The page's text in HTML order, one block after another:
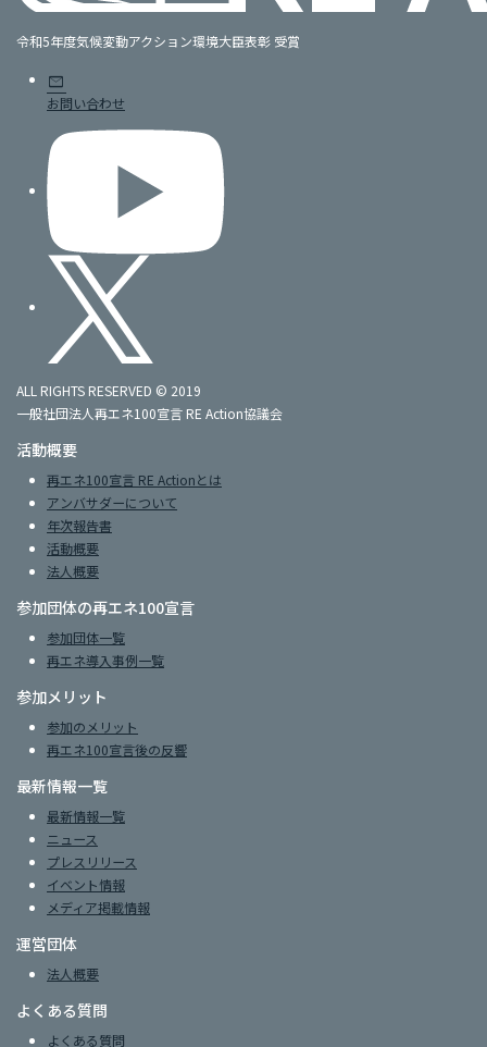
令和5年度気候変動アクション環境大臣表彰 受賞
mail
お問い合わせ
ALL RIGHTS RESERVED © 2019
一般社団法人再エネ100宣言 RE Action協議会
活動概要
再エネ100宣言 RE Actionとは
アンバサダーについて
年次報告書
活動概要
法人概要
参加団体の再エネ100宣言
参加団体一覧
再エネ導入事例一覧
参加メリット
参加のメリット
再エネ100宣言後の反響
最新情報一覧
最新情報一覧
ニュース
プレスリリース
イベント情報
メディア掲載情報
運営団体
法人概要
よくある質問
よくある質問